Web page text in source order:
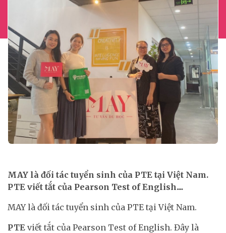
MAY là đối tác tuyển sinh của PTE tại Việt Nam.
PTE viết tắt của Pearson Test of English....
MAY là đối tác tuyển sinh của PTE tại Việt Nam.
PTE viết tắt của Pearson Test of English. Đây là